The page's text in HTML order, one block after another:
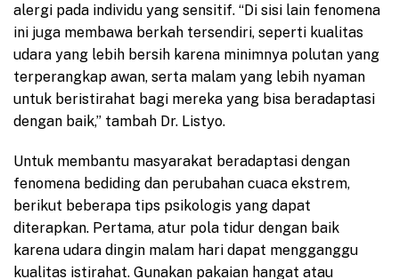
alergi pada individu yang sensitif. “Di sisi lain fenomena
ini juga membawa berkah tersendiri, seperti kualitas
udara yang lebih bersih karena minimnya polutan yang
terperangkap awan, serta malam yang lebih nyaman
untuk beristirahat bagi mereka yang bisa beradaptasi
dengan baik,” tambah Dr. Listyo.
Untuk membantu masyarakat beradaptasi dengan
fenomena bediding dan perubahan cuaca ekstrem,
berikut beberapa tips psikologis yang dapat
diterapkan. Pertama, atur pola tidur dengan baik
karena udara dingin malam hari dapat mengganggu
kualitas istirahat. Gunakan pakaian hangat atau